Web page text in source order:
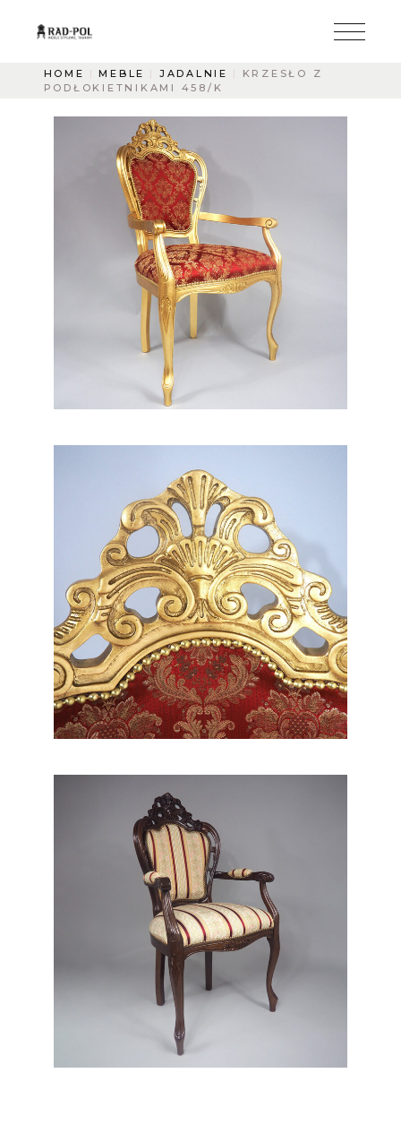
HOME MEBLE JADALNIE
KRZESŁO Z
PODŁOKIETNIKAMI 458/K